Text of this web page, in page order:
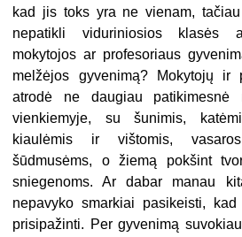
kad jis toks yra ne vienam,
nepatikli viduriniosios klasės
mokytojos ar profesoriaus
melžėjos gyvenimą? Mokytojų ir
atrodė ne daugiau patikimesnė
vienkiemyje, su šunimis,
kiaulėmis ir vištomis,
šūdmusėms, o žiemą pokšint
sniegenoms. Ar dabar manau
nepavyko smarkiai pasikeisti,
prisipažinti. Per gyvenimą